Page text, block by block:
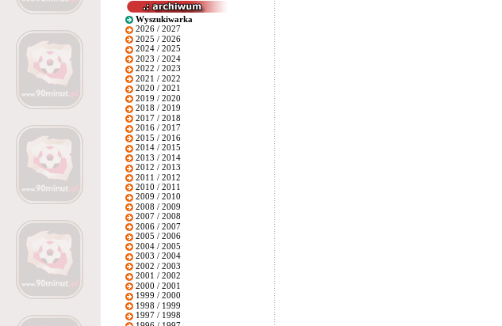
Wyszukiwarka
2026 / 2027
2025 / 2026
2024 / 2025
2023 / 2024
2022 / 2023
2021 / 2022
2020 / 2021
2019 / 2020
2018 / 2019
2017 / 2018
2016 / 2017
2015 / 2016
2014 / 2015
2013 / 2014
2012 / 2013
2011 / 2012
2010 / 2011
2009 / 2010
2008 / 2009
2007 / 2008
2006 / 2007
2005 / 2006
2004 / 2005
2003 / 2004
2002 / 2003
2001 / 2002
2000 / 2001
1999 / 2000
1998 / 1999
1997 / 1998